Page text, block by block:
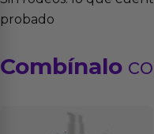
probado
Combínalo